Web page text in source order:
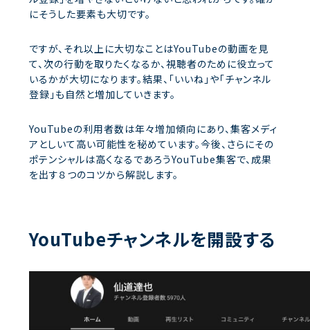
にそうした要素も大切です。
ですが、それ以上に大切なことはYouTubeの動画を見
て、次の行動を取りたくなるか、視聴者のために役立って
いるかが大切になります。結果、「いいね」や「チャンネル
登録」も自然と増加していきます。
YouTubeの利用者数は年々増加傾向にあり、集客メディ
アとしいて高い可能性を秘めています。今後、さらにその
ポテンシャルは高くなるであろうYouTube集客で、成果
を出す８つのコツから解説します。
YouTubeチャンネルを開設する